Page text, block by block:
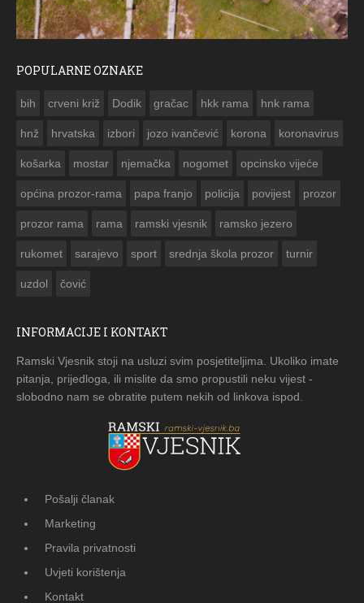
POPULARNE OZNAKE
bih crveni križ Dodik gračac hkk rama hnk rama
hnž hrvatska izbori jozo ivančević korona koronavirus
košarka mostar njemačka nogomet opcinsko vijeće
općina prozor-rama papa franjo policija povijest prozor
prozor rama rama ramski vjesnik ramsko jezero
rukomet sarajevo sport srednja škola prozor turnir
uzdol čović
INFORMACIJE I KONTAKT
Ramski Vjesnik stoji na usluzi svim posjetiteljima. Ukoliko imate
pitanja, prijedloga, ili mislite da smo propustili neku vijest -
slobodno nam se obratite putem nekih od linkova ispod.
Pošalji članak
Marketing
Pravila privatnosti
Uvjeti korištenja
Kontakt